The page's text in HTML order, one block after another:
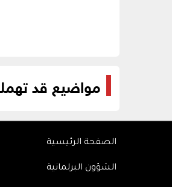
مواضيع قد
الصفحة الرئيسية
الشؤون البرلمانية